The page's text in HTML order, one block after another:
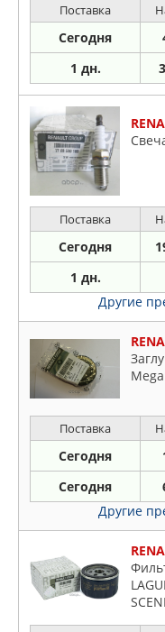
Поставка
Сегодня
1 дн.
Поставка
Сегодня
1 дн.
Другие
Поставка
Сегодня
Сегодня
Другие